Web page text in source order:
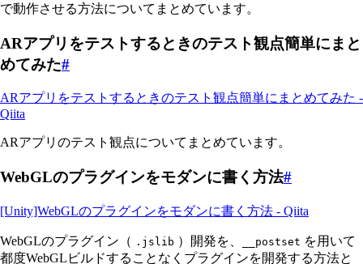
で動作させる方法についてまとめています。
ARアプリをテストするときのテスト観点簡単にまと
めてみた#
ARアプリをテストするときのテスト観点簡単にまとめてみた -
Qiita
ARアプリのテスト観点についてまとめています。
WebGLのプラグインをモダンに書く方法#
[Unity]WebGLのプラグインをモダンに書く方法 - Qiita
WebGLのプラグイン（ .jslib ）開発を、 __postset を用いて
都度WebGLビルドすることなくプラグインを開発する方法と